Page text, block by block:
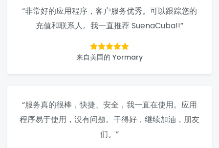
“非常好的应用程序，客户服务优秀。可以跟踪您的
充值和联系人。我一直推荐 SuenaCuba!!”
来自美国的 Yormary
“服务真的很棒，快捷、安全，我一直在使用。应用
程序易于使用，没有问题。干得好，继续加油，朋友
们。”